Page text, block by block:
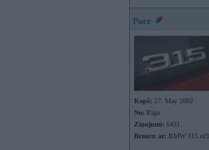
Puce
Kopš: 27. May 2002
No: Rīga
Ziņojumi: 6431
Braucu ar: BMW 315 e21